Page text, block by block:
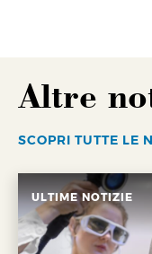
Altre
SCOPRI TUTTE LE
ULTIME NOTIZIE